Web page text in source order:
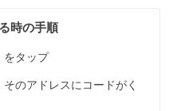
時の手順
をタップ
のアドレスにコードがく